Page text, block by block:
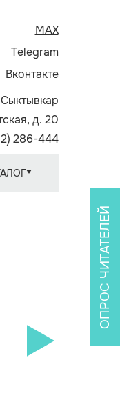
MAX
Telegram
Вконтакте
Сыктывкар
д. 20
286-444
ОПРОС ЧИТАТЕЛЕЙ